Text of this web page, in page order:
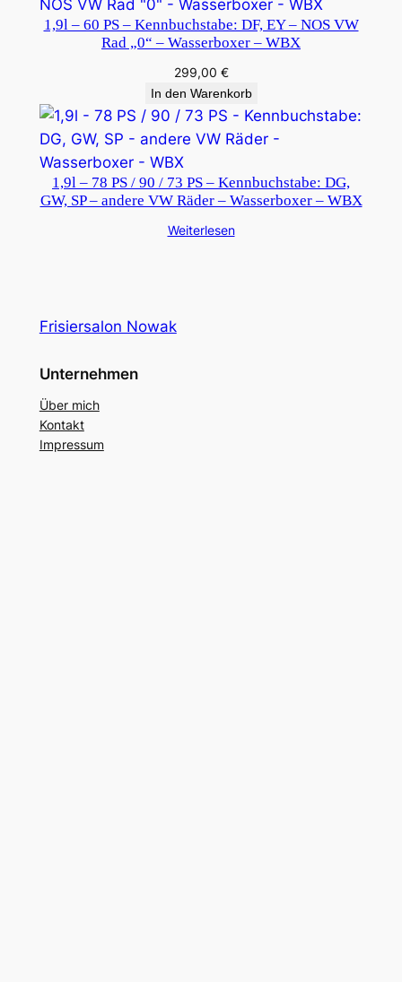
1,9l – 60 PS – Kennbuchstabe: DF, EY – NOS VW
Rad „0“ – Wasserboxer – WBX
299,00 €
In den Warenkorb
1,9l – 78 PS / 90 / 73 PS – Kennbuchstabe: DG,
GW, SP – andere VW Räder – Wasserboxer – WBX
Weiterlesen
Frisiersalon Nowak
Unternehmen
Über mich
Kontakt
Impressum